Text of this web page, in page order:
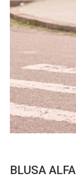
BLUSA